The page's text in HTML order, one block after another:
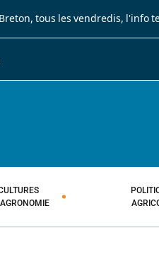
, tous les vendredis, l'info